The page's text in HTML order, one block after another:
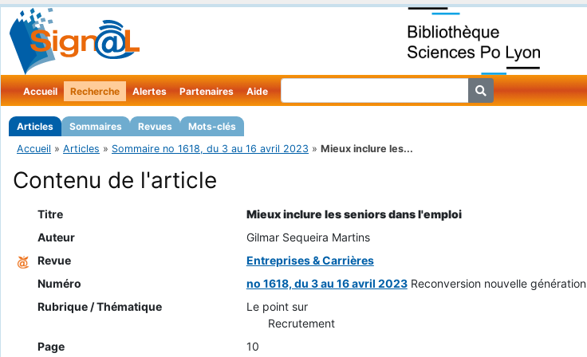
Accueil Recherche
Articles Sommaires Revues Mots-clés
Alertes Partenaires Aide
Accueil » Articles » Sommaire no 1618, du 3 au 16 avril 2023 » Mieux inclure les...
Contenu de l'article
Titre
Mieux inclure les seniors dans l'emploi
Auteur
Gilmar Sequeira Martins
Revue
Entreprises & Carrières
Numéro
no 1618, du 3 au 16 avril 2023 Reconversion nouvelle génération
Rubrique / Thématique
Le point sur
Recrutement
Page
10